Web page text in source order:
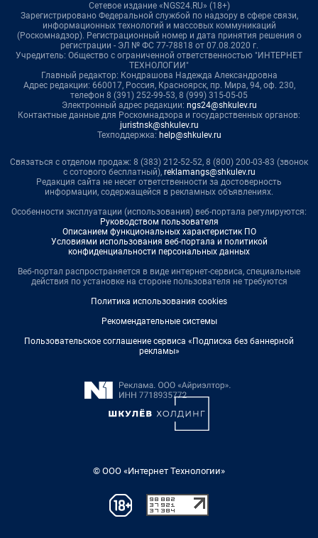
Сетевое издание «NGS24.RU» (18+)
Зарегистрировано Федеральной службой по надзору в сфере связи,
информационных технологий и массовых коммуникаций
(Роскомнадзор). Регистрационный номер и дата принятия решения о
регистрации - ЭЛ № ФС 77-78818 от 07.08.2020 г.
Учредитель: Общество с ограниченной ответственностью "ИНТЕРНЕТ
ТЕХНОЛОГИИ"
Главный редактор: Кондрашова Надежда Александровна
Адрес редакции: 660017, Россия, Красноярск, пр. Мира, 94, оф. 230,
телефон 8 (391) 252-99-53, 8 (999) 315-05-05
Электронный адрес редакции: ngs24@shkulev.ru
Контактные данные для Роскомнадзора и государственных органов:
juristnsk@shkulev.ru
Техподдержка: help@shkulev.ru
Связаться с отделом продаж: 8 (383) 212-52-52, 8 (800) 200-03-83 (звонок
с сотового бесплатный), reklamangs@shkulev.ru
Редакция сайта не несет ответственности за достоверность
информации, содержащейся в рекламных объявлениях.
Особенности эксплуатации (использования) веб-портала регулируются:
Руководством пользователя
Описанием функциональных характеристик ПО
Условиями использования веб-портала и политикой
конфиденциальности персональных данных
Веб-портал распространяется в виде интернет-сервиса, специальные
действия по установке на стороне пользователя не требуются
Политика использования cookies
Рекомендательные системы
Пользовательское соглашение сервиса «Подписка без баннерной
рекламы»
© ООО «Интернет Технологии»